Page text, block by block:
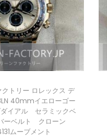
クトリー ロレックス デ
40mmイエローゴー
イアル セラミックベ
ーベルト クローン
ムーブメント